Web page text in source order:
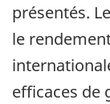
présentés.
le
efficaces de